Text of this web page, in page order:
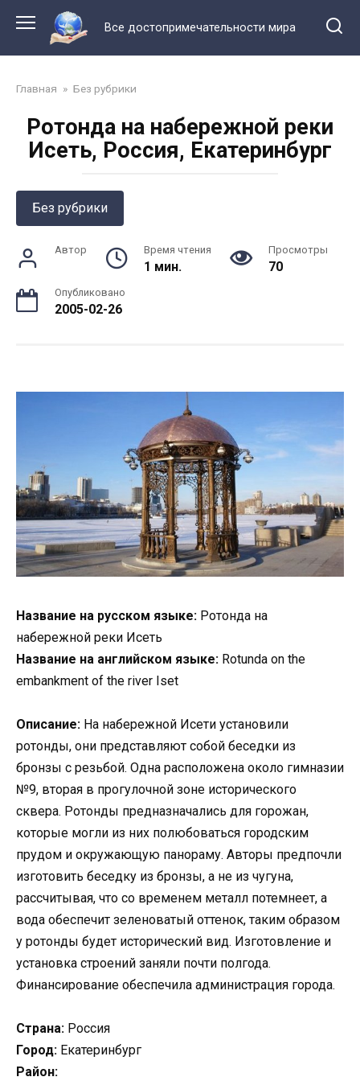
контенту
Все достопримечательности мира
Главная » Без рубрики
Ротонда на набережной реки
Исеть, Россия, Екатеринбург
Без рубрики
Автор Время чтения
1 мин.
Просмотры
70
Опубликовано
2005-02-26
Название на русском языке: Ротонда на
набережной реки Исеть
Название на английском языке: Rotunda on the
embankment of the river Iset
Описание: На набережной Исети установили
ротонды, они представляют собой беседки из
бронзы с резьбой. Одна расположена около гимназии
№9, вторая в прогулочной зоне исторического
сквера. Ротонды предназначались для горожан,
которые могли из них полюбоваться городским
прудом и окружающую панораму. Авторы предпочли
изготовить беседку из бронзы, а не из чугуна,
рассчитывая, что со временем металл потемнеет, а
вода обеспечит зеленоватый оттенок, таким образом
у ротонды будет исторический вид. Изготовление и
установка строений заняли почти полгода.
Финансирование обеспечила администрация города.
Страна: Россия
Город: Екатеринбург
Район: